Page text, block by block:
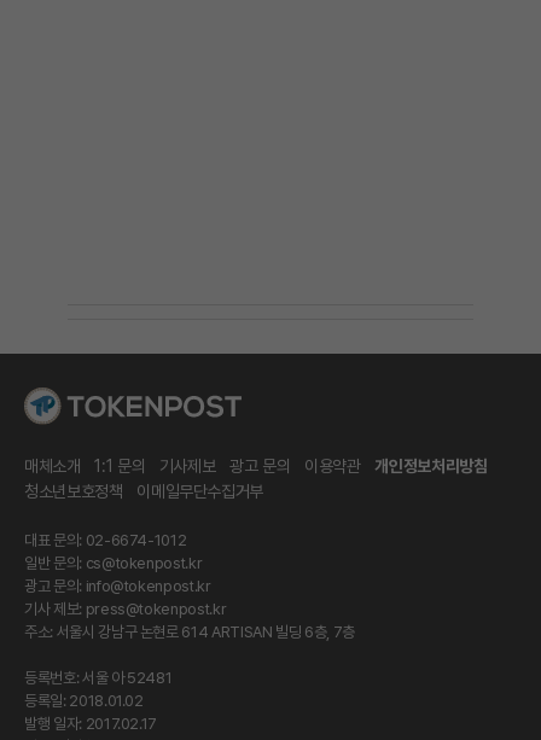
매체소개 1:1 문의 기사제보 광고 문의 이용약관
개인정보처리방침
청소년보호정책
이메일무단수집거부
대표 문의: 02-6674-1012
일반 문의: cs@tokenpost.kr
광고 문의: info@tokenpost.kr
기사 제보: press@tokenpost.kr
주소: 서울시 강남구 논현로 614 ARTISAN 빌딩 6층, 7층
등록번호: 서울 아 52481
등록일: 2018.01.02
발행 일자: 2017.02.17